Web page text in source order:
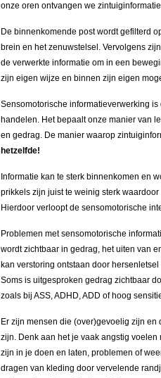
onze oren ontvangen we
De binnenkomende post wordt gefilterd
brein en het zenuwstelsel. Vervolgens
de verwerkte informatie om in een
zijn eigen wijze en binnen zijn eigen
Sensomotorische informatieverwerking
handelen. Het bepaalt onze manier van
en gedrag. De manier waarop
hetzelfde!
Informatie kan te sterk binnenkomen en
prikkels zijn juist te weinig sterk
Hierdoor verloopt de sensomotorische
Problemen met sensomotorische
wordt zichtbaar in gedrag, het uiten van
kan verstoring ontstaan door
Soms is uitgesproken gedrag zichtbaar
zoals bij ASS, ADHD, ADD of hoog
Er zijn mensen die (over)gevoelig zijn
zijn. Denk aan het je vaak angstig
zijn in je doen en laten, problemen of
dragen van kleding door vervelende